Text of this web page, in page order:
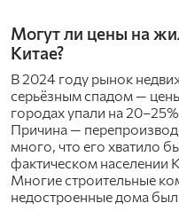
Могут ли цены на
Китае?
В 2024 году рынок
серьёзным спадом —
городах упали на
Причина —
много, что его хватило
фактическом населении
Многие строительные
недостроенные дома